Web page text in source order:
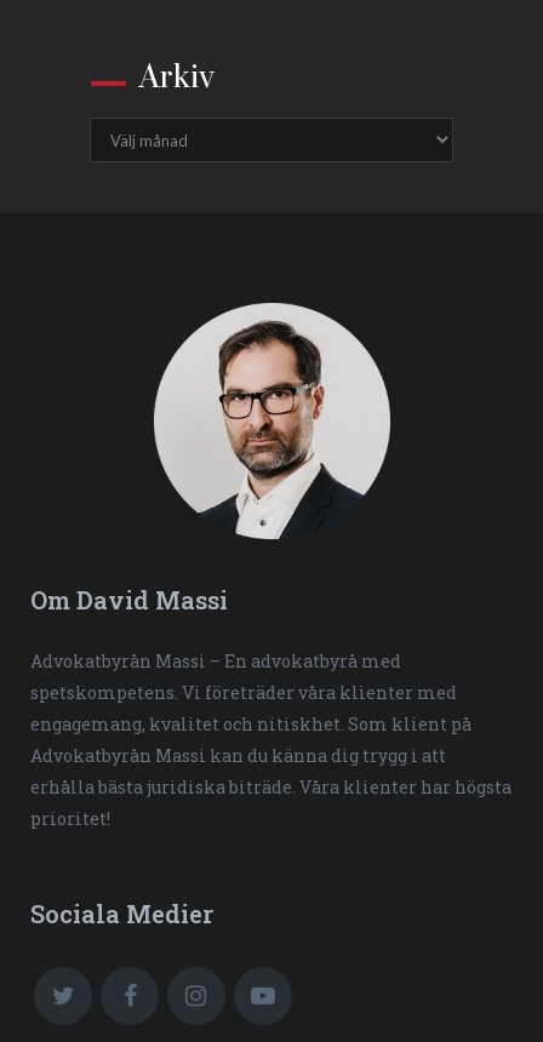
Arkiv
Om David Massi
Advokatbyrån Massi – En advokatbyrå med
spetskompetens. Vi företräder våra klienter med
engagemang, kvalitet och nitiskhet. Som klient på
Advokatbyrån Massi kan du känna dig trygg i att
erhålla bästa juridiska biträde. Våra klienter har högsta
prioritet!
Sociala Medier